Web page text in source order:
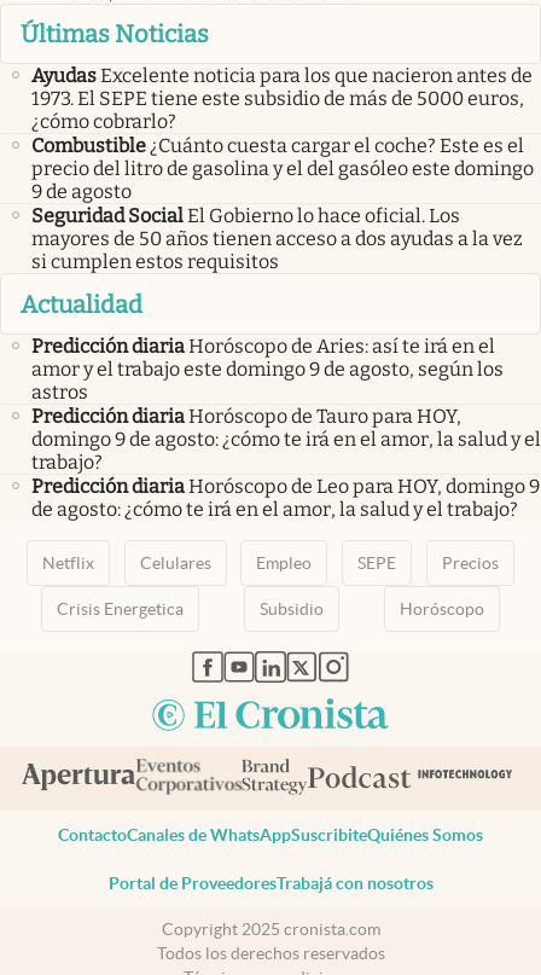
Últimas Noticias
AyudasExcelente noticia para los que nacieron antes de
1973. El SEPE tiene este subsidio de más de 5000 euros,
¿cómo cobrarlo?
Combustible¿Cuánto cuesta cargar el coche? Este es el
precio del litro de gasolina y el del gasóleo este domingo
9 de agosto
Seguridad SocialEl Gobierno lo hace oficial. Los
mayores de 50 años tienen acceso a dos ayudas a la vez
si cumplen estos requisitos
Actualidad
Predicción diariaHoróscopo de Aries: así te irá en el
amor y el trabajo este domingo 9 de agosto, según los
astros
Predicción diariaHoróscopo de Tauro para HOY,
domingo 9 de agosto: ¿cómo te irá en el amor, la salud y el
trabajo?
Predicción diariaHoróscopo de Leo para HOY, domingo 9
de agosto: ¿cómo te irá en el amor, la salud y el trabajo?
Netflix Celulares Empleo SEPE Precios
Crisis Energetica Subsidio Horóscopo
abre en nueva pestaña
abre en nueva pestaña
abre en nueva pestaña
abre en nueva pestaña
abre en nueva pestaña
ContactoCanales de WhatsAppSuscribiteQuiénes Somos
Portal de ProveedoresTrabajá con nosotros
Copyright 2025 cronista.com
Todos los derechos reservados